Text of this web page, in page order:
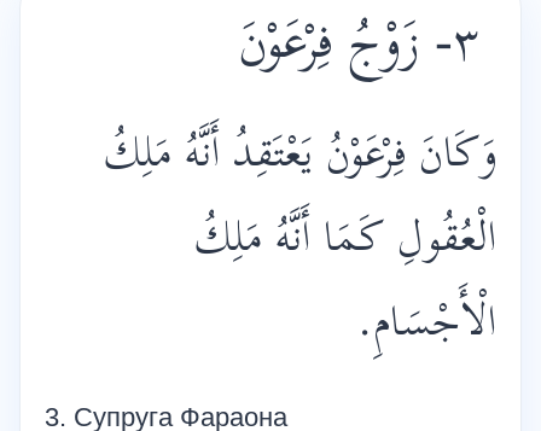
٣- زَوْجُ فِرْعَوْنَ
وَكَانَ فِرْعَوْنُ يَعْتَقِدُ أَنَّهُ مَلِكُ
الْعُقُولِ كَمَا أَنَّهُ مَلِكُ
الْأَجْسَامِ.
3. Супруга Фараона